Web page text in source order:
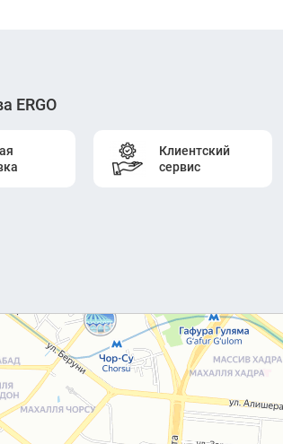
ERGO
Клиентский
сервис